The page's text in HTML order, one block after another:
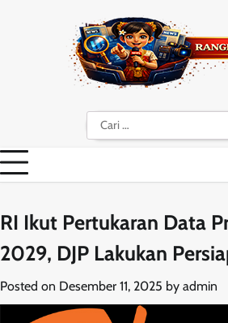
Cari
untuk:
RI Ikut Pertukaran Data
2029, DJP Lakukan
Posted on Desember 11, 2025 by admin